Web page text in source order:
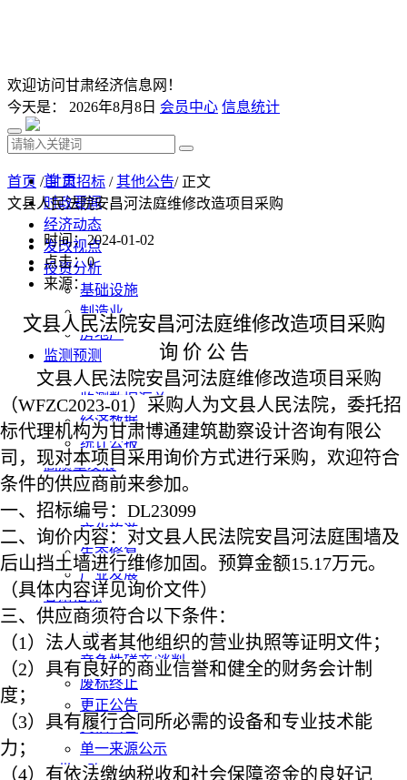
欢迎访问甘肃经济信息网！
今天是： 2026年8月8日 会员中心 信息统计
首 页
时政要闻
经济动态
发改视点
投资分析
基础设施
制造业
房地产
监测预测
经济监测分析
监测数据汇总
经济数据
统计公报
高质量发展
水利
污染防治
文化旅游
生态修复
产业发展
甘肃招标
公开招标
中标公示
竞争性磋商/谈判
废标终止
更正公告
其他公告
单一来源公示
一带一路
首页 /甘肃招标 /其他公告/ 正文
文县人民法院安昌河法庭维修改造项目采购
时间：2024-01-02
点击：0
来源：
文县人民法院安昌河法庭维修改造项目 采购
询 价 公 告
文县人民法院安昌河法庭维修改造项目采购
（WFZC2023-01）采购人为文县人民法院，委托招
标代理机构为甘肃博通建筑勘察设计咨询有限公
司，现对本项目采用询价方式进行采购，欢迎符合
条件的供应商前来参加。
一、招标编号： DL23099
二、询价内容：对文县人民法院安昌河法庭围墙及
后山挡土墙进行维修加固。预算金额15.17万元。
（具体内容详见询价文件）
三、供应商须符合以下条件：
（1）法人或者其他组织的营业执照等证明文件；
（2）具有良好的商业信誉和健全的财务会计制
度；
（3）具有履行合同所必需的设备和专业技术能
力；
（4）有依法缴纳税收和社会保障资金的良好记